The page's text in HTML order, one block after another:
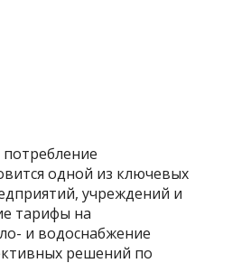
одной из ключевых
учреждений и
тарифы на
и водоснабжение
решений по